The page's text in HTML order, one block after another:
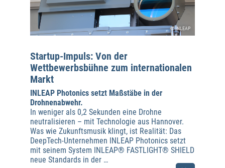
© INLEAP
Startup-Impuls: Von der
Wettbewerbsbühne zum internationalen
Markt
INLEAP Photonics setzt Maßstäbe in der
Drohnenabwehr.
In weniger als 0,2 Sekunden eine Drohne
neutralisieren – mit Technologie aus Hannover.
Was wie Zukunftsmusik klingt, ist Realität: Das
DeepTech-Unternehmen INLEAP Photonics setzt
mit seinem System INLEAP® FASTLIGHT® SHIELD
neue Standards in der …